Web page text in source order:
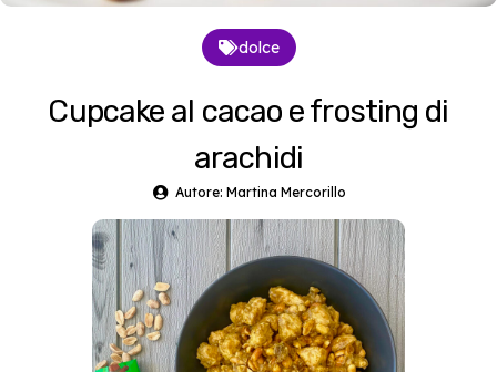
dolce
Cupcake al cacao e frosting di
arachidi
Autore: Martina Mercorillo